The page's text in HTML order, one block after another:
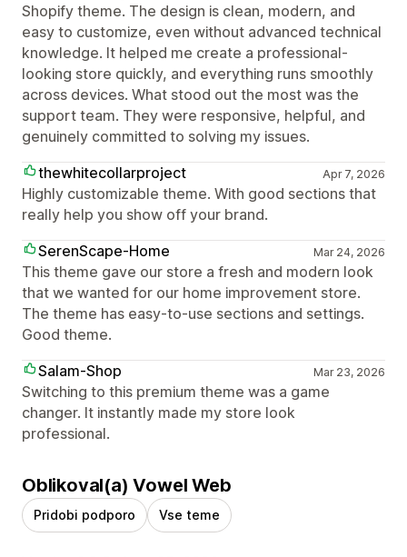
Shopify theme. The design is clean, modern, and
easy to customize, even without advanced technical
knowledge. It helped me create a professional-
looking store quickly, and everything runs smoothly
across devices. What stood out the most was the
support team. They were responsive, helpful, and
genuinely committed to solving my issues.
thewhitecollarproject
Apr 7, 2026
Highly customizable theme. With good sections that
really help you show off your brand.
SerenScape-Home
Mar 24, 2026
This theme gave our store a fresh and modern look
that we wanted for our home improvement store.
The theme has easy-to-use sections and settings.
Good theme.
Salam-Shop
Mar 23, 2026
Switching to this premium theme was a game
changer. It instantly made my store look
professional.
Oblikoval(a) Vowel Web
Pridobi podporo Vse teme